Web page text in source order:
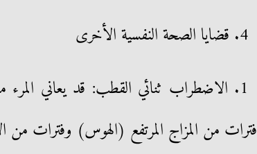
4. قضايا الصحة النفسية الأخرى
1. الاضطراب ثنائي القطب: قد يعاني
فترات من المزاج المرتفع (الهوس) وفترات من